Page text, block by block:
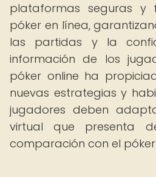
plataformas seguras y
póker en línea,
las partidas y la
información de los
póker online ha
nuevas estrategias y
jugadores deben
virtual que presenta
comparación con el